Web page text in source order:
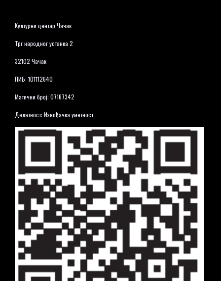
Културни центар Чачак
Трг народног устанка 2
32102 Чачак
ПИБ: 101112640
Матични број: 07167342
Делатност: Извођачка уметност